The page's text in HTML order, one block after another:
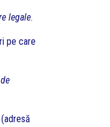
legale.
pe care